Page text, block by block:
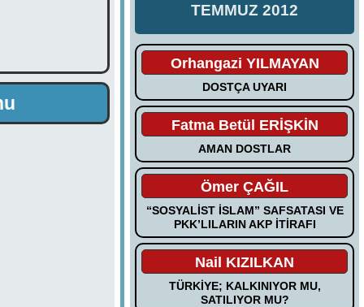
TEMMUZ 2012
Orhangazi YILMAYAN
DOSTÇA UYARI
Fatma Betül ERİŞKİN
AMAN DOSTLAR
Ömer ÇAĞIL
“SOSYALİST İSLAM” SAFSATASI VE
PKK’LILARIN AKP İTİRAFI
Nail KIZILKAN
TÜRKİYE; KALKINIYOR MU,
SATILIYOR MU?